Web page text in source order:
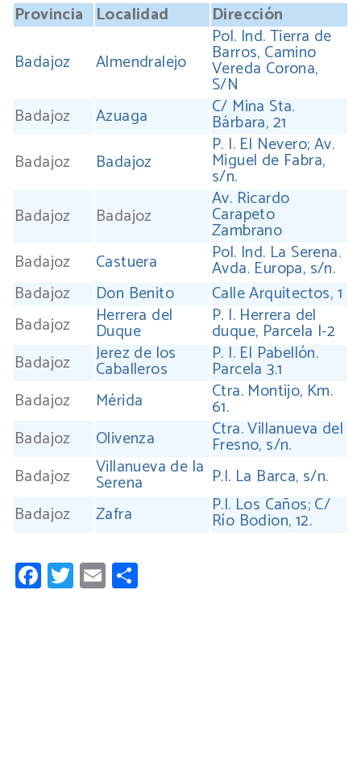
Provincia Localidad
Dirección
Badajoz
Almendralejo
Pol. Ind. Tierra de
Barros, Camino
Vereda Corona,
S/N
Badajoz
Azuaga C/ Mina Sta.
Bárbara, 21
Badajoz
Badajoz
P. I. El Nevero; Av.
Miguel de Fabra,
s/n.
Badajoz
Badajoz
Av. Ricardo
Carapeto
Zambrano
Badajoz
Castuera Pol. Ind. La Serena.
Avda. Europa, s/n.
Badajoz
Don Benito
Calle Arquitectos, 1
Badajoz
Herrera del
Duque
P. I. Herrera del
duque, Parcela I-2
Badajoz
Jerez de los
Caballeros
P. I. El Pabellón.
Parcela 3.1
Badajoz
Mérida Ctra. Montijo, Km.
61.
Badajoz
Olivenza Ctra. Villanueva del
Fresno, s/n.
Badajoz
Villanueva de la
Serena
P.I. La Barca, s/n.
Badajoz
Zafra P.I. Los Caños; C/
Río Bodion, 12.
Facebook
Twitter
Email